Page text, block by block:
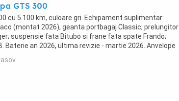
GTS 300
cu 5.100 km, culoare gri. Echipament suplimentar:
(montat 2026), geanta portbagaj Classic; prelungitor
suspensie fata Bitubo si frane fata spate Frando;
Baterie an 2026, ultima revizie - martie 2026. Anvelope
pana in ...